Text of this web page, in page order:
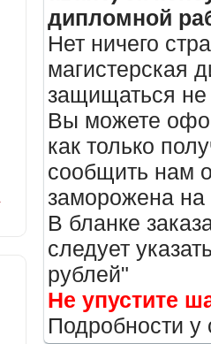
дипломной
Нет ничего
магистерская
защищаться не
Вы можете
как только
сообщить нам
заморожена
В бланке
следует
рублей"
Не упустите
Подробности